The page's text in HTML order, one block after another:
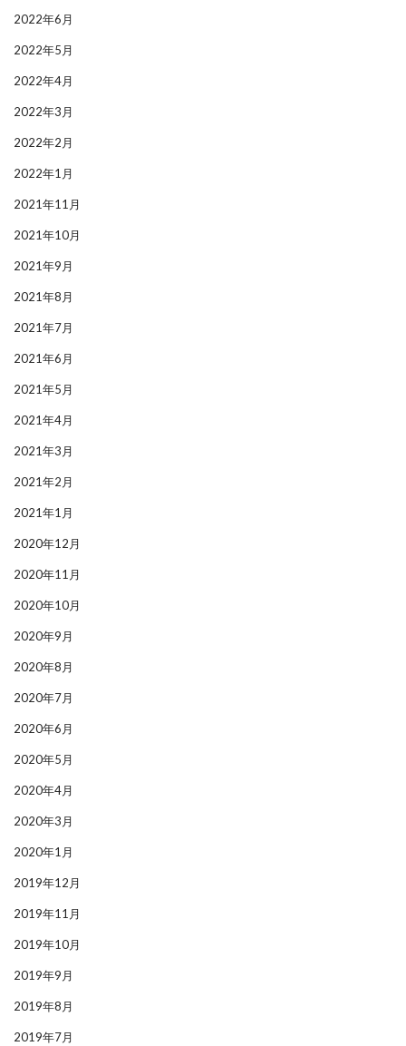
2022年6月
2022年5月
2022年4月
2022年3月
2022年2月
2022年1月
2021年11月
2021年10月
2021年9月
2021年8月
2021年7月
2021年6月
2021年5月
2021年4月
2021年3月
2021年2月
2021年1月
2020年12月
2020年11月
2020年10月
2020年9月
2020年8月
2020年7月
2020年6月
2020年5月
2020年4月
2020年3月
2020年1月
2019年12月
2019年11月
2019年10月
2019年9月
2019年8月
2019年7月